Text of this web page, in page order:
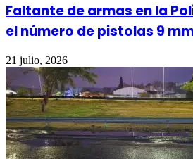
Faltante de armas en la
el número de pistolas 9
21 julio, 2026